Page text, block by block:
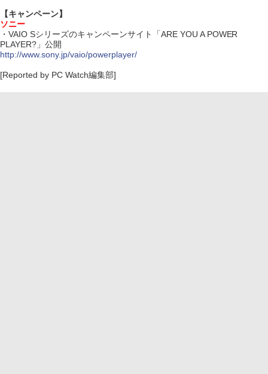
【キャンペーン】
ソニー
・VAIO Sシリーズのキャンペーンサイト「ARE YOU A POWER
PLAYER?」公開
http://www.sony.jp/vaio/powerplayer/
[Reported by PC Watch編集部]